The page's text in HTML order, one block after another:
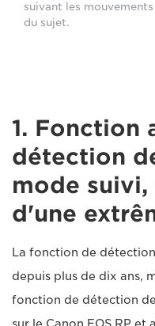
suivant les mouvements
du sujet.
1. Fonction
détection
mode
d'une
La fonction de
depuis plus de dix ans,
fonction de détection